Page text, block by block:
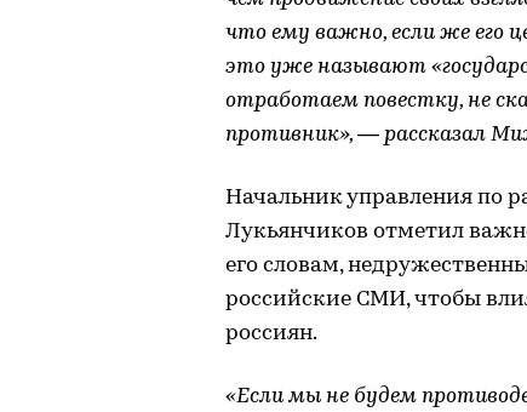
что ему важно, если же его
это уже называют
отработаем повестку, не
противник», — рассказал
Начальник управления по
Лукьянчиков отметил
его словам,
российские СМИ, чтобы
россиян.
«Если мы не будем